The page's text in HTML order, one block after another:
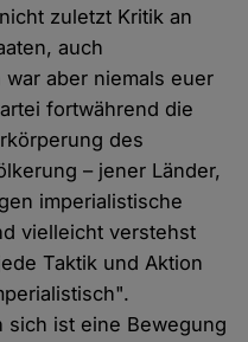
zuletzt Kritik an
auch
aber niemals euer
fortwährend die
des
– jener Länder,
imperialistische
vielleicht verstehst
Taktik und Aktion
sich ist eine Bewegung